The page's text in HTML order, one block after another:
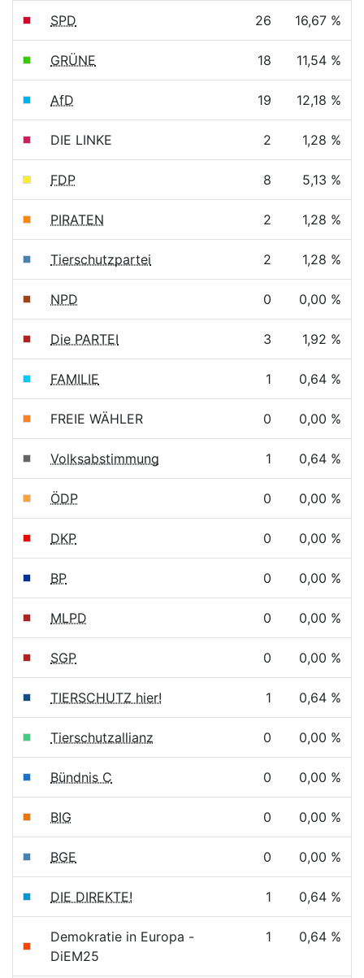
SPD 26 16,67 %
GRÜNE 18 11,54 %
AfD 19 12,18 %
DIE LINKE 2 1,28 %
FDP 8 5,13 %
PIRATEN 2 1,28 %
Tierschutzpartei 2 1,28 %
NPD 0 0,00 %
Die PARTEI 3 1,92 %
FAMILIE 1 0,64 %
FREIE WÄHLER 0 0,00 %
Volksabstimmung 1 0,64 %
ÖDP 0 0,00 %
DKP 0 0,00 %
BP 0 0,00 %
MLPD 0 0,00 %
SGP 0 0,00 %
TIERSCHUTZ hier! 1 0,64 %
Tierschutzallianz 0 0,00 %
Bündnis C 0 0,00 %
BIG 0 0,00 %
BGE 0 0,00 %
DIE DIREKTE! 1 0,64 %
Demokratie in Europa -
DiEM25
1 0,64 %